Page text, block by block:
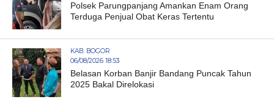
Polsek Parungpanjang Amankan Enam Orang
Terduga Penjual Obat Keras Tertentu
KAB. BOGOR
06/08/2026 18:53
Belasan Korban Banjir Bandang Puncak Tahun
2025 Bakal Direlokasi